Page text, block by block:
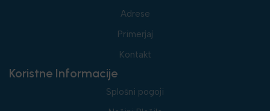
Adrese
Primerjaj
Kontakt
Koristne Informacije
Splošni pogoji